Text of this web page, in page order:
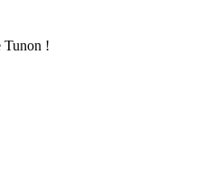
Tunon !